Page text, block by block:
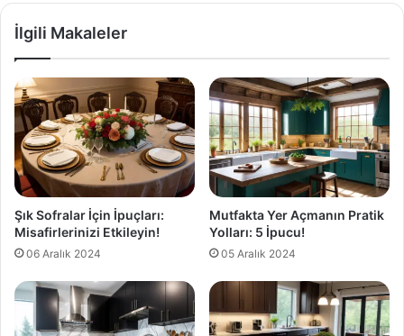
İlgili Makaleler
Şık Sofralar İçin İpuçları:
Misafirlerinizi Etkileyin!
06 Aralık 2024
Mutfakta Yer Açmanın Pratik
Yolları: 5 İpucu!
05 Aralık 2024